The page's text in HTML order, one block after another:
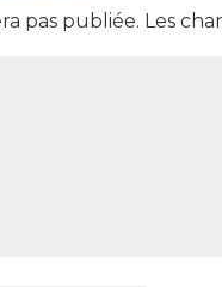
pas publiée. Les